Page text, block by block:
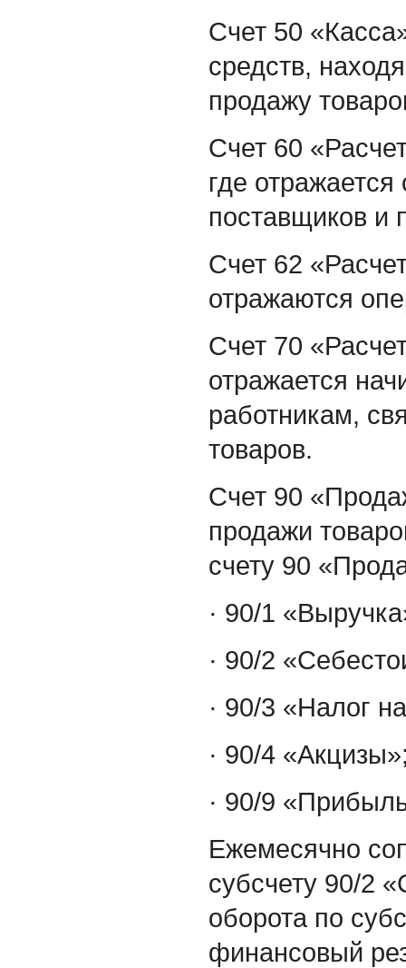
Счет 50
средств,
продажу
Счет 60
где
поставщиков и
Счет 62
отражаются
Счет 70
отражается
работникам,
товаров.
Счет 90
продажи
счету 90
· 90/1
· 90/2
· 90/3 «Налог
· 90/4
· 90/9
Ежемесячно
субсчету 90/2
оборота по
финансовый